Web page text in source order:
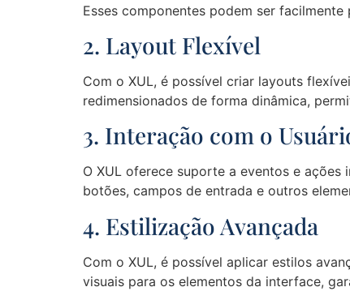
Esses componentes podem ser
2. Layout Flexível
Com o XUL, é possível criar layouts
redimensionados de forma dinâmica,
3. Interação com o
O XUL oferece suporte a eventos e
botões, campos de entrada e outros
4. Estilização Avançada
Com o XUL, é possível aplicar estilos
visuais para os elementos da interface,